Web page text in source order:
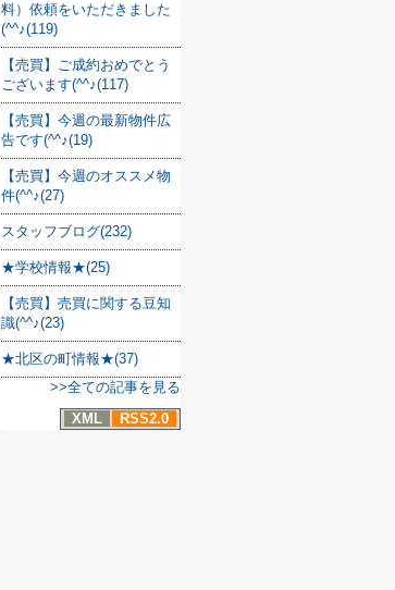
料）依頼をいただきました
(^^♪(119)
【売買】ご成約おめでとう
ございます(^^♪(117)
【売買】今週の最新物件広
告です(^^♪(19)
【売買】今週のオススメ物
件(^^♪(27)
スタッフブログ(232)
★学校情報★(25)
【売買】売買に関する豆知
識(^^♪(23)
★北区の町情報★(37)
>>全ての記事を見る
XML
RSS2.0